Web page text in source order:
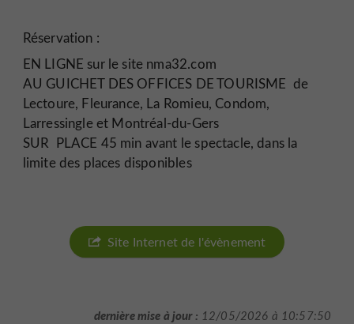
Réservation :
EN LIGNE sur le site nma32.com
AU GUICHET DES OFFICES DE TOURISME de
Lectoure, Fleurance, La Romieu, Condom,
Larressingle et Montréal-du-Gers
SUR PLACE 45 min avant le spectacle, dans la
limite des places disponibles
Site Internet de l'évènement
dernière mise à jour : 12/05/2026 à 10:57:50